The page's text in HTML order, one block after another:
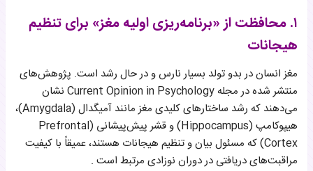
۱. محافظت از «برنامه‌ریزی اولیه مغز» برای تنظیم
هیجانات
مغز انسان در بدو تولد بسیار نارس و در حال رشد است. پژوهش‌های
منتشر شده در مجله Current Opinion in Psychology نشان
می‌دهند که رشد ساختارهای کلیدی مغز مانند آمیگدال (Amygdala)،
هیپوکامپ (Hippocampus) و قشر پیش‌پیشانی (Prefrontal
Cortex) که مسئول بیان و تنظیم هیجانات هستند، عمیقاً با کیفیت
مراقبت‌های دریافتی در دوران نوزادی مرتبط است .